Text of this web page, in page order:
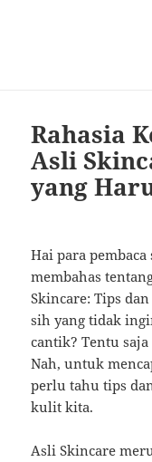
Rahasia
Asli
yang
Hai para
membahas
Skincare: Tips
sih yang tidak
cantik? Tentu
Nah, untuk
perlu tahu tips
kulit kita.
Asli Skincare